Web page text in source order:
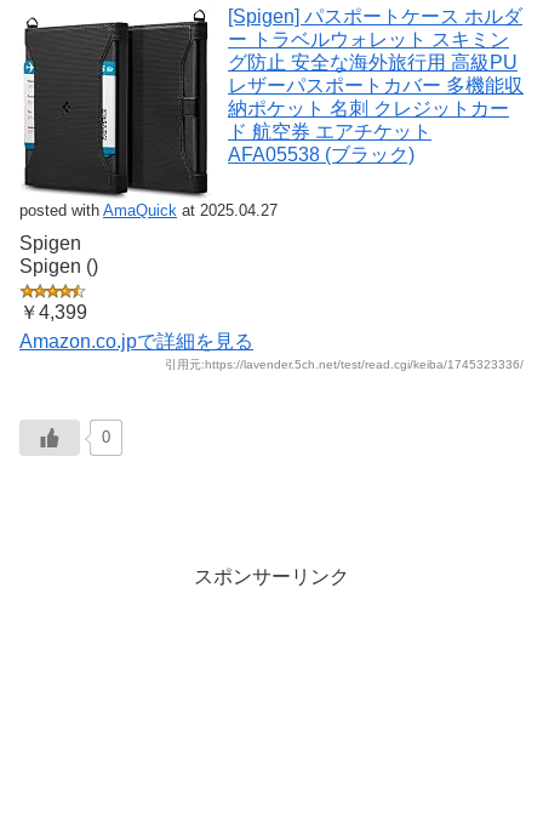
[Spigen] パスポートケース ホルダ
ー トラベルウォレット スキミン
グ防止 安全な海外旅行用 高級PU
レザーパスポートカバー 多機能収
納ポケット 名刺 クレジットカー
ド 航空券 エアチケット
AFA05538 (ブラック)
posted with AmaQuick at 2025.04.27
Spigen
Spigen ()
￥4,399
Amazon.co.jpで詳細を見る
引用元:https://lavender.5ch.net/test/read.cgi/keiba/1745323336/
0
スポンサーリンク